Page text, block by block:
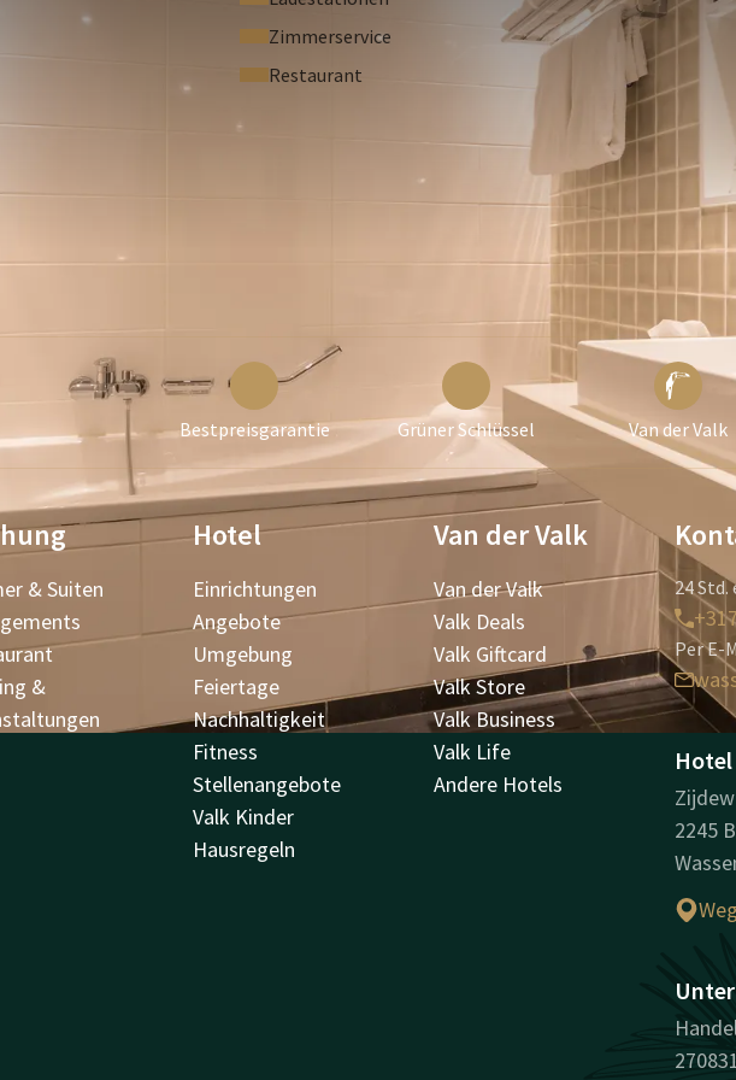
können Sie dies beim Check-in oder während Ihres Aufenthalts über das Tablet in
Zimmerservice
Restaurant
Bestpreisgarantie Grüner Schlüssel Van der Valk
& Suiten
&
Hotel
Einrichtungen
Angebote
Umgebung
Feiertage
Nachhaltigkeit
Fitness
Stellenangebote
Valk Kinder
Hausregeln
Van der Valk
Van der Valk
Valk Deals
Valk Giftcard
Valk Store
Valk Business
Valk Life
Andere Hotels
24
Per E-
Hotel
2245